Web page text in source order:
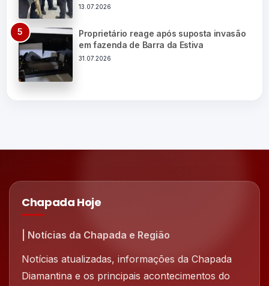
13.07.2026
Proprietário reage após suposta invasão
em fazenda de Barra da Estiva
31.07.2026
Chapada Hoje
| Notícias da Chapada e Região
Notícias atualizadas, informações da Chapada
Diamantina e os principais acontecimentos do